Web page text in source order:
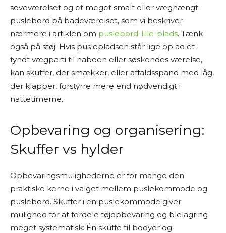
soveværelset og et meget smalt eller væghængt
puslebord på badeværelset, som vi beskriver
nærmere i artiklen om puslebord-lille-plads. Tænk
også på støj: Hvis puslepladsen står lige op ad et
tyndt vægparti til naboen eller søskendes værelse,
kan skuffer, der smækker, eller affaldsspand med låg,
der klapper, forstyrre mere end nødvendigt i
nattetimerne.
Opbevaring og organisering:
Skuffer vs hylder
Opbevaringsmulighederne er for mange den
praktiske kerne i valget mellem puslekommode og
puslebord. Skuffer i en puslekommode giver
mulighed for at fordele tøjopbevaring og blelagring
meget systematisk: Én skuffe til bodyer og